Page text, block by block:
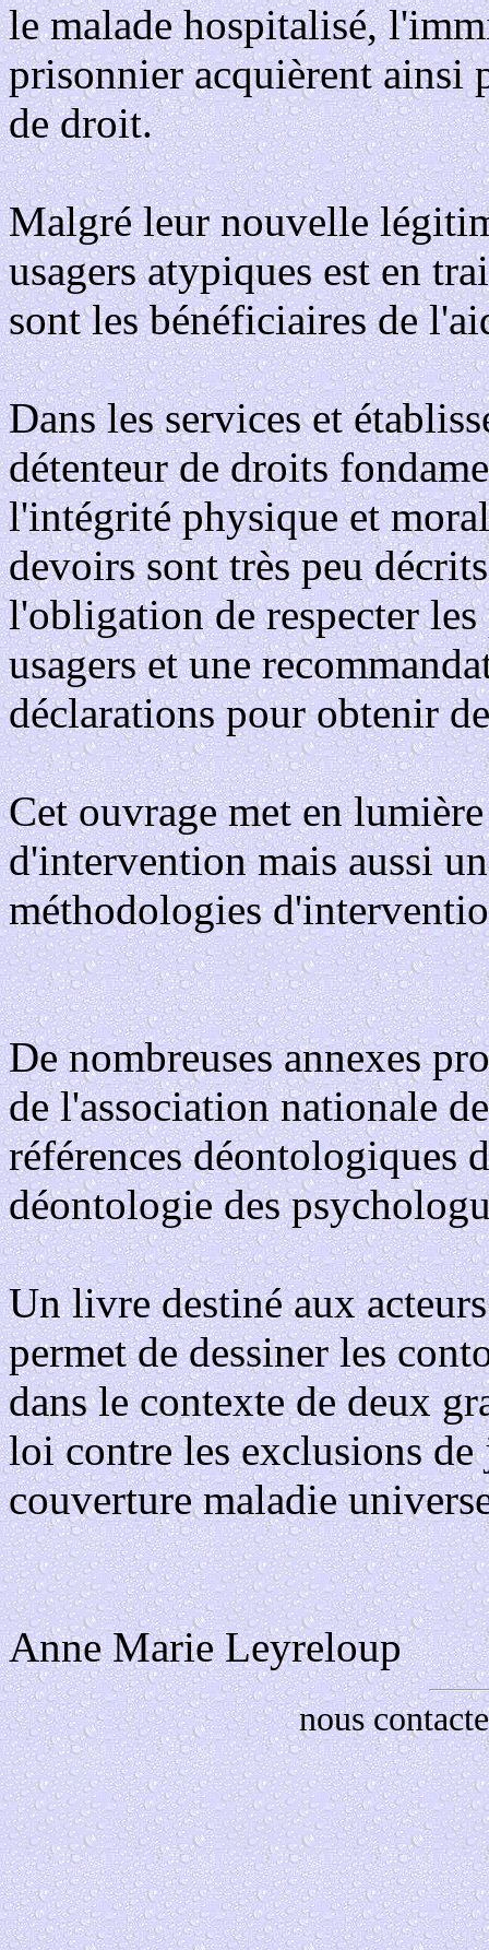
le malade hospitalisé,
prisonnier acquièrent ainsi
de droit.
Malgré leur nouvelle
usagers atypiques est en
sont les bénéficiaires de
Dans les services et
détenteur de droits
l'intégrité physique et
devoirs sont très peu
l'obligation de respecter
usagers et une
déclarations pour obtenir
Cet ouvrage met en
d'intervention mais aussi
méthodologies
De nombreuses annexes
de l'association nationale
références déontologiques
déontologie des
Un livre destiné aux
permet de dessiner les
dans le contexte de deux
loi contre les exclusions
couverture maladie
Anne Marie Leyreloup
nous